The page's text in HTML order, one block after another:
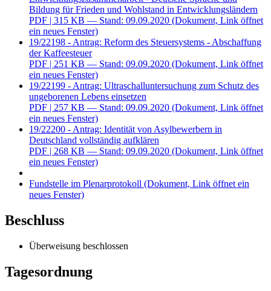
Bildung für Frieden und Wohlstand in Entwicklungsländern
PDF | 315 KB — Stand: 09.09.2020 (Dokument, Link öffnet
ein neues Fenster)
19/22198 - Antrag: Reform des Steuersystems - Abschaffung
der Kaffeesteuer
PDF | 251 KB — Stand: 09.09.2020 (Dokument, Link öffnet
ein neues Fenster)
19/22199 - Antrag: Ultraschalluntersuchung zum Schutz des
ungeborenen Lebens einsetzen
PDF | 257 KB — Stand: 09.09.2020 (Dokument, Link öffnet
ein neues Fenster)
19/22200 - Antrag: Identität von Asylbewerbern in
Deutschland vollständig aufklären
PDF | 268 KB — Stand: 09.09.2020 (Dokument, Link öffnet
ein neues Fenster)
Fundstelle im Plenarprotokoll (Dokument, Link öffnet ein
neues Fenster)
Beschluss
Überweisung beschlossen
Tagesordnung